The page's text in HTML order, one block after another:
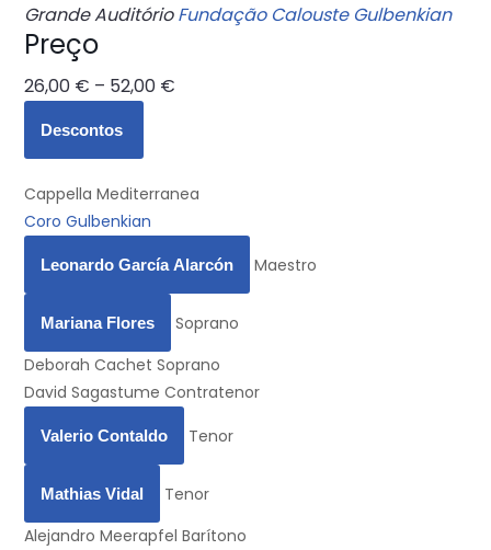
Grande AuditórioFundação Calouste Gulbenkian
Preço
26,00 € – 52,00 €
Descontos
Cappella Mediterranea
Coro Gulbenkian
Leonardo García Alarcón Maestro
Mariana Flores
Soprano
Deborah Cachet Soprano
David Sagastume Contratenor
Valerio Contaldo Tenor
Mathias Vidal
Tenor
Alejandro Meerapfel Barítono